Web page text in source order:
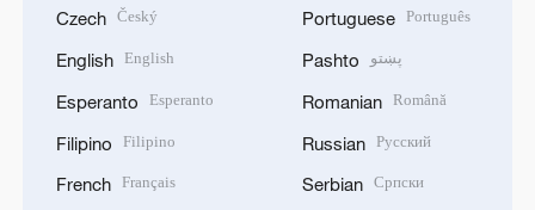
Czech Český
English English
Esperanto Esperanto
Filipino Filipino
French Français
Portuguese Português
Pashto پښتو
Romanian Română
Russian Русский
Serbian Српски